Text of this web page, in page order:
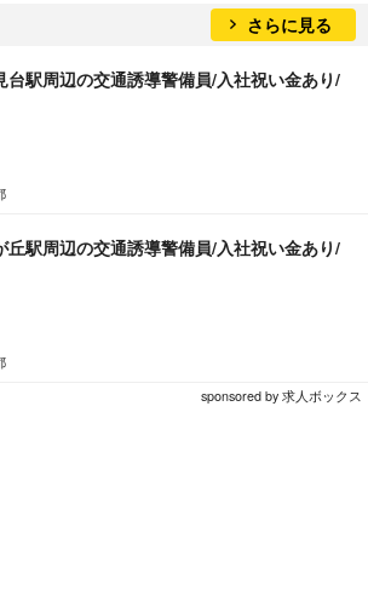
さらに見る
台駅周辺の交通誘導警備員/入社祝い金あり/
丘駅周辺の交通誘導警備員/入社祝い金あり/
sponsored by 求人ボックス